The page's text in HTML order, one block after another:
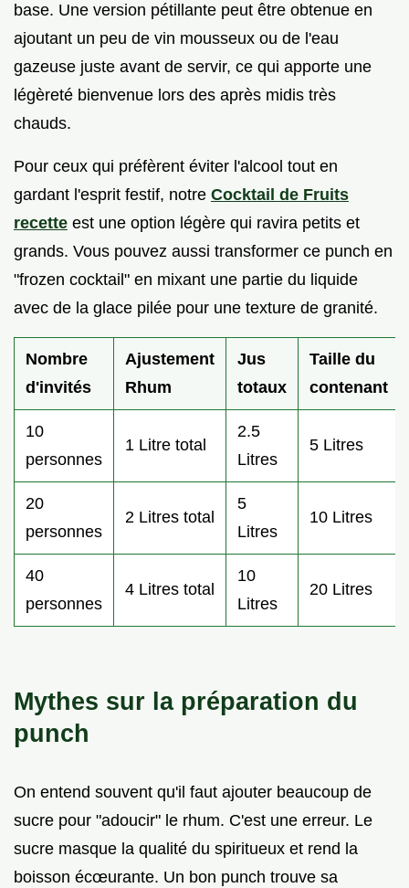
base. Une version pétillante peut être obtenue en
ajoutant un peu de vin mousseux ou de l'eau
gazeuse juste avant de servir, ce qui apporte une
légèreté bienvenue lors des après midis très
chauds.
Pour ceux qui préfèrent éviter l'alcool tout en
gardant l'esprit festif, notre Cocktail de Fruits
recette est une option légère qui ravira petits et
grands. Vous pouvez aussi transformer ce punch en
"frozen cocktail" en mixant une partie du liquide
avec de la glace pilée pour une texture de granité.
Nombre
d'invités
Ajustement
Rhum
Jus
totaux
Taille du
contenant
10
personnes
1 Litre total
2.5
Litres
5 Litres
20
personnes
2 Litres total
5
Litres
10 Litres
40
personnes
4 Litres total
10
Litres
20 Litres
Mythes sur la préparation du
punch
On entend souvent qu'il faut ajouter beaucoup de
sucre pour "adoucir" le rhum. C'est une erreur. Le
sucre masque la qualité du spiritueux et rend la
boisson écœurante. Un bon punch trouve sa